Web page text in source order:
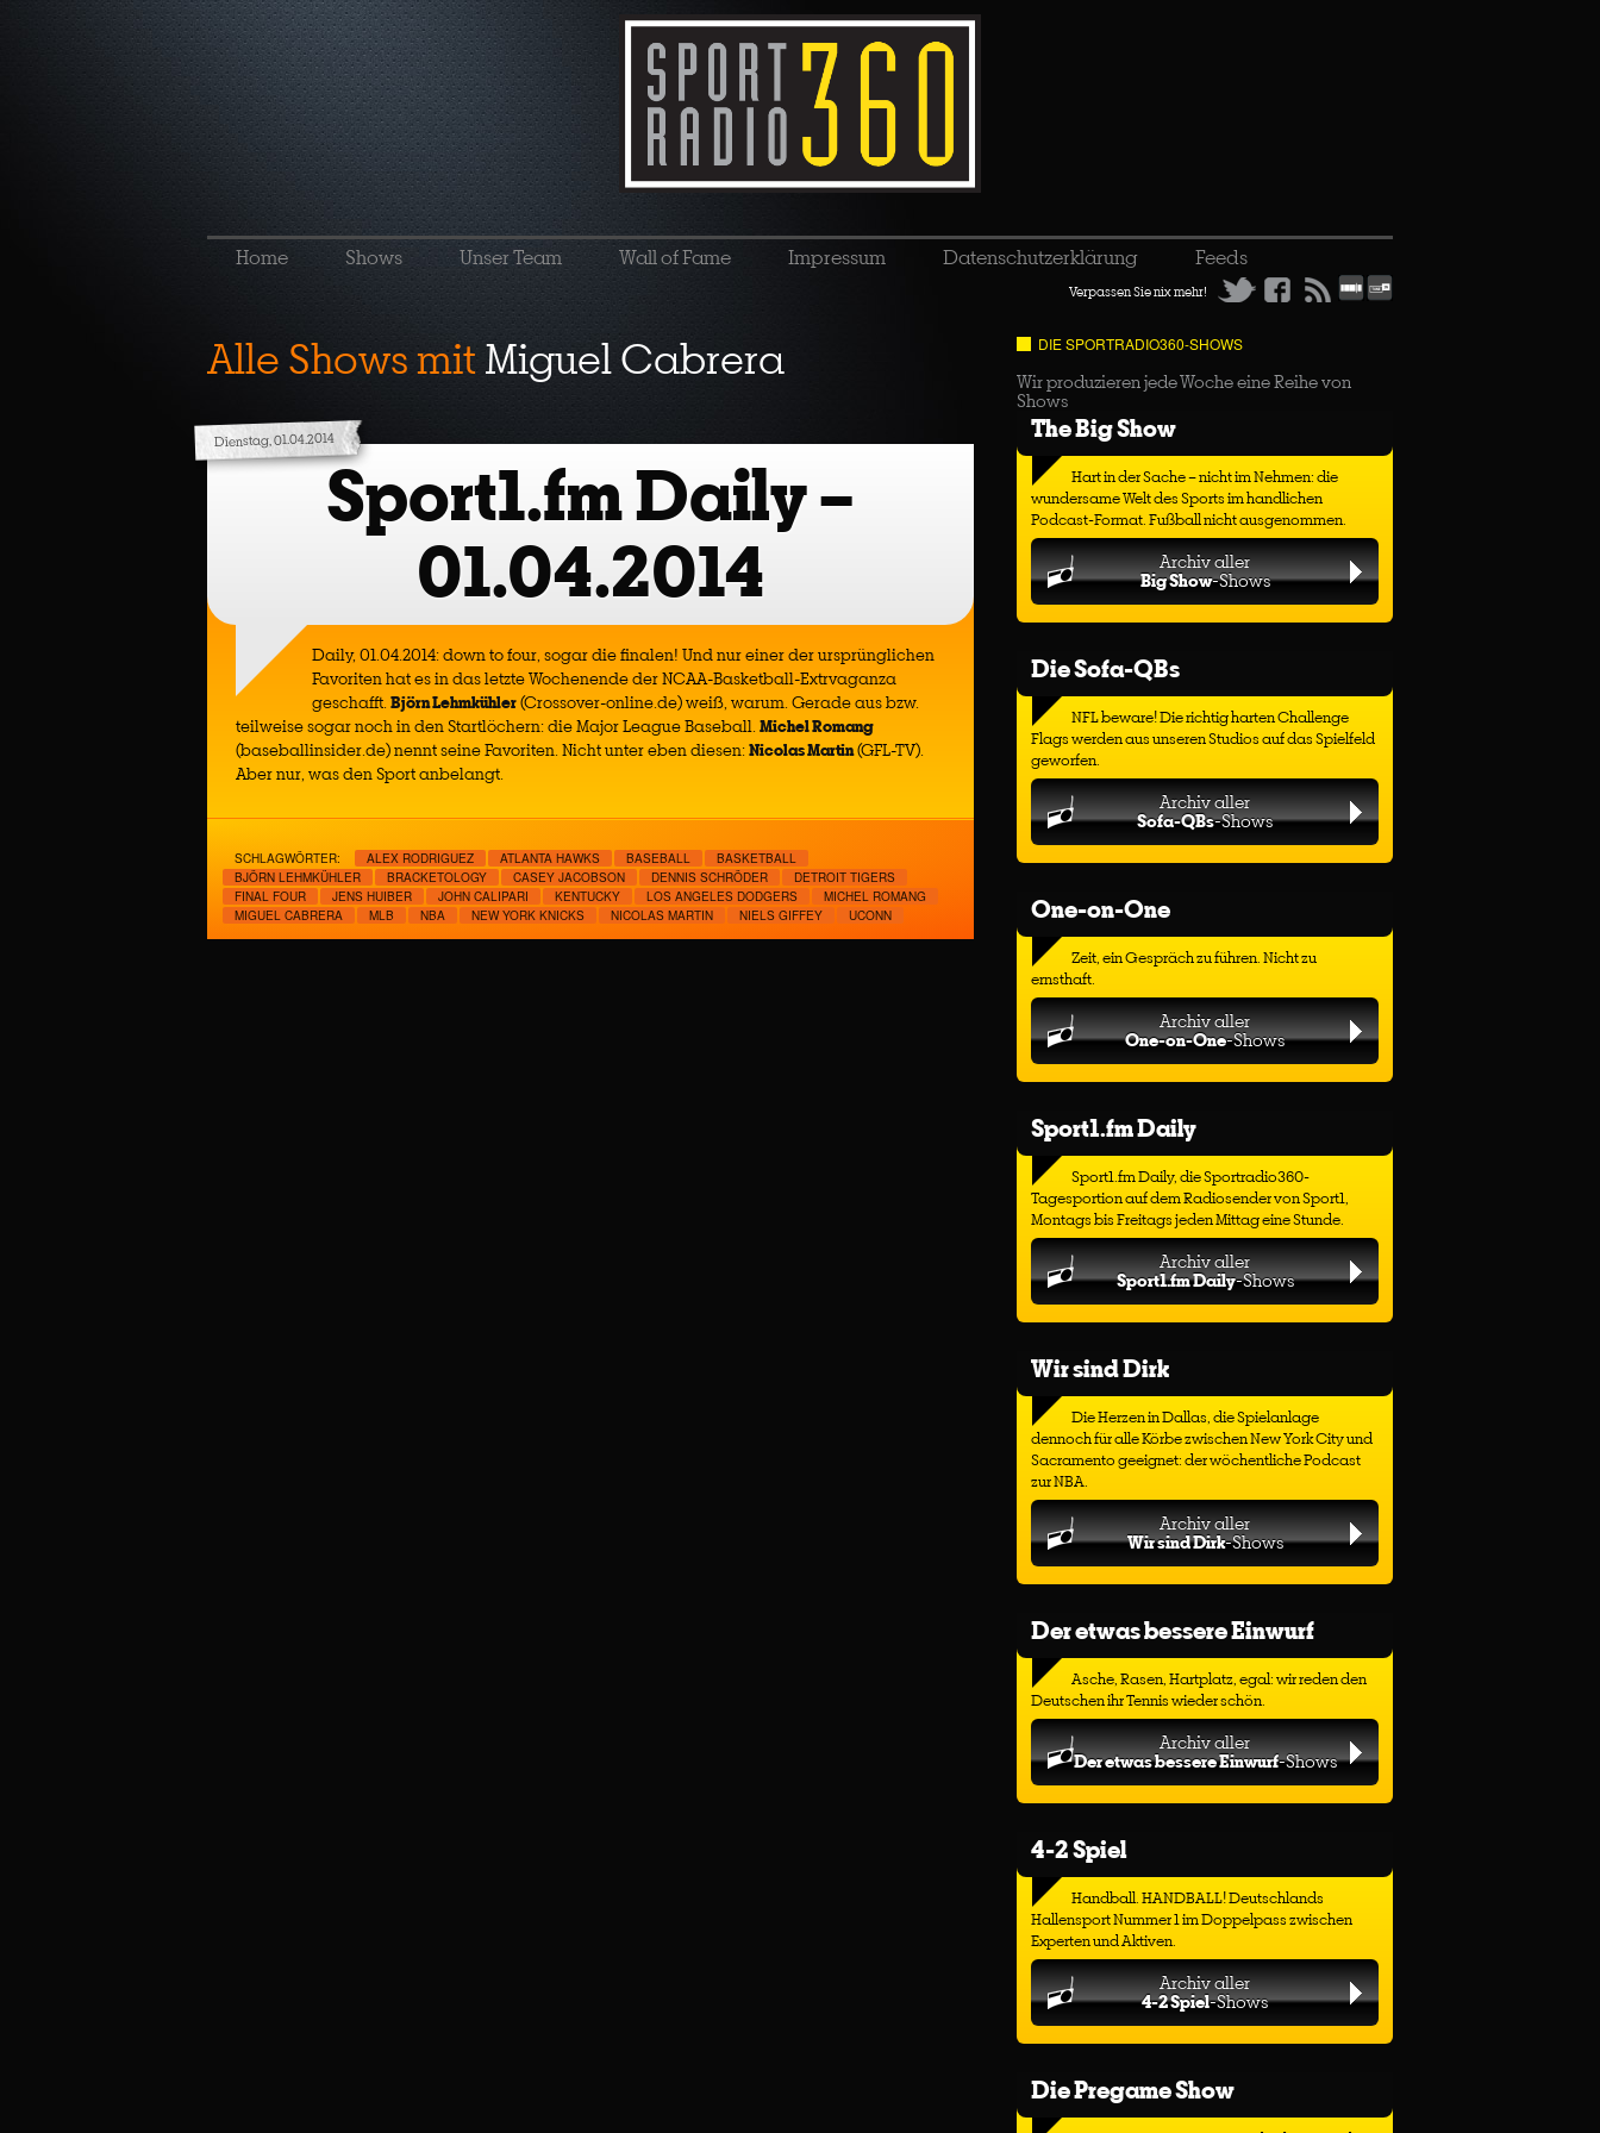
Home Shows Unser Team Wall of Fame Impressum Datenschutzerklärung Feeds
Verpassen Sie nix mehr!
Alle Shows mitMiguel Cabrera
Dienstag, 01.04.2014
Sport1.fm Daily –
01.04.2014
Daily, 01.04.2014: down to four, sogar die finalen! Und nur einer der ursprünglichen
Favoriten hat es in das letzte Wochenende der NCAA-Basketball-Extrvaganza
geschafft.Björn Lehmkühler(Crossover-online.de) weiß, warum. Gerade aus bzw.
teilweise sogar noch in den Startlöchern: die Major League Baseball.Michel Romang
(baseballinsider.de) nennt seine Favoriten. Nicht unter eben diesen:Nicolas Martin(GFL-TV).
Aber nur, was den Sport anbelangt.
SCHLAGWÖRTER: ALEX RODRIGUEZ ATLANTA HAWKS BASEBALL
BASKETBALL
BJÖRN LEHMKÜHLER
BRACKETOLOGY CASEY JACOBSON DENNIS SCHRÖDER
DETROIT TIGERS
FINAL FOUR
JENS HUIBER JOHN CALIPARI KENTUCKY LOS ANGELES DODGERS
MICHEL ROMANG
MIGUEL CABRERA
MLB NBA NEW YORK KNICKS NICOLAS MARTIN NIELS GIFFEY UCONN
DIE SPORTRADIO360-SHOWS
Wir produzieren jede Woche eine Reihe von
Shows
The Big Show
Hart in der Sache – nicht im Nehmen: die
wundersame Welt des Sports im handlichen
Podcast-Format. Fußball nicht ausgenommen.
Archiv aller
Big Show-Shows
Die Sofa-QBs
NFL beware! Die richtig harten Challenge
Flags werden aus unseren Studios auf das Spielfeld
geworfen.
Archiv aller
Sofa-QBs-Shows
One-on-One
Zeit, ein Gespräch zu führen. Nicht zu
ernsthaft.
Archiv aller
One-on-One-Shows
Sport1.fm Daily
Sport1.fm Daily, die Sportradio360-
Tagesportion auf dem Radiosender von Sport1,
Montags bis Freitags jeden Mittag eine Stunde.
Archiv aller
Sport1.fm Daily-Shows
Wir sind Dirk
Die Herzen in Dallas, die Spielanlage
dennoch für alle Körbe zwischen New York City und
Sacramento geeignet: der wöchentliche Podcast
zur NBA.
Archiv aller
Wir sind Dirk-Shows
Der etwas bessere Einwurf
Asche, Rasen, Hartplatz, egal: wir reden den
Deutschen ihr Tennis wieder schön.
Archiv aller
Der etwas bessere Einwurf-Shows
4-2 Spiel
Handball. HANDBALL! Deutschlands
Hallensport Nummer 1 im Doppelpass zwischen
Experten und Aktiven.
Archiv aller
4-2 Spiel-Shows
Die Pregame Show